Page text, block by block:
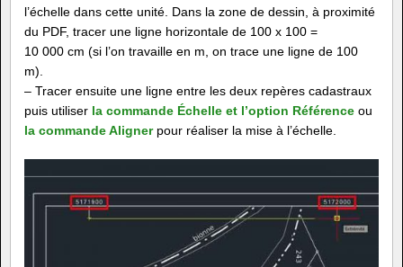
l’échelle dans cette unité. Dans la zone de dessin, à proximité
du PDF, tracer une ligne horizontale de 100 x 100 =
10 000 cm (si l’on travaille en m, on trace une ligne de 100
m).
– Tracer ensuite une ligne entre les deux repères cadastraux
puis utiliser la commande Échelle et l’option Référence ou
la commande Alignerpour réaliser la mise à l’échelle.